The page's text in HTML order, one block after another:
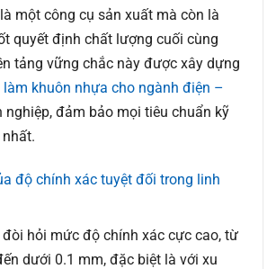
một công cụ sản xuất mà còn là
quyết định chất lượng cuối cùng
tảng vững chắc này được xây dựng
làm khuôn nhựa cho ngành điện –
nghiệp, đảm bảo mọi tiêu chuẩn kỹ
độ chính xác tuyệt đối trong linh
hỏi mức độ chính xác cực cao, từ
dưới 0.1 mm, đặc biệt là với xu